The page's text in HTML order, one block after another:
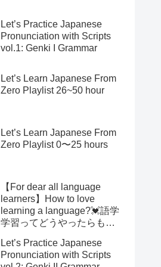
Let’s Practice Japanese
Pronunciation with Scripts
vol.1: Genki I Grammar
Let’s Learn Japanese From
Zero Playlist 26~50 hour
Let’s Learn Japanese From
Zero Playlist 0〜25 hours
【For dear all language
learners】How to love
learning a language?💓語学
学習ってどうやったらもっ
Let’s Practice Japanese
Pronunciation with Scripts